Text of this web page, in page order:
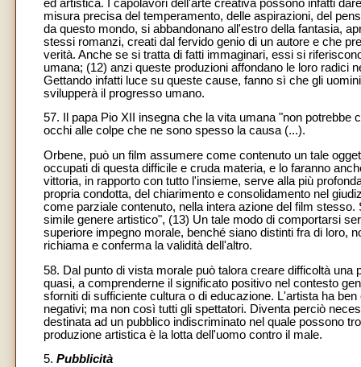
ed artistica. I capolavori dell'arte creativa possono infatti
misura precisa del temperamento, delle aspirazioni, del
da questo mondo, si abbandonano all'estro della fantasia,
stessi romanzi, creati dal fervido genio di un autore e che
verità. Anche se si tratta di fatti immaginari, essi si
umana; (12) anzi queste produzioni affondano le loro radici
Gettando infatti luce su queste cause, fanno sì che gli
svilupperà il progresso umano.
57. Il papa Pio XII insegna che la vita umana "non
occhi alle colpe che ne sono spesso la causa (...).
Orbene, può un film assumere come contenuto un tale
occupati di questa difficile e cruda materia, e lo faranno
vittoria, in rapporto con tutto l'insieme, serve alla più
propria condotta, del chiarimento e consolidamento nel
come parziale contenuto, nella intera azione del film
simile genere artistico", (13) Un tale modo di comportarsi
superiore impegno morale, benché siano distinti fra di loro,
richiama e conferma la validità dell'altro.
58. Dal punto di vista morale può talora creare difficoltà
quasi, a comprenderne il significato positivo nel contesto
sforniti di sufficiente cultura o di educazione. L'artista ha
negativi; ma non così tutti gli spettatori. Diventa perciò
destinata ad un pubblico indiscriminato nel quale possono
produzione artistica è la lotta dell'uomo contro il male.
5. Pubblicità